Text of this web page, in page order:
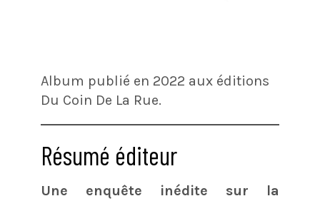
Album publié en 2022 aux éditions
Du Coin De La Rue.
Résumé éditeur
Une enquête inédite sur la